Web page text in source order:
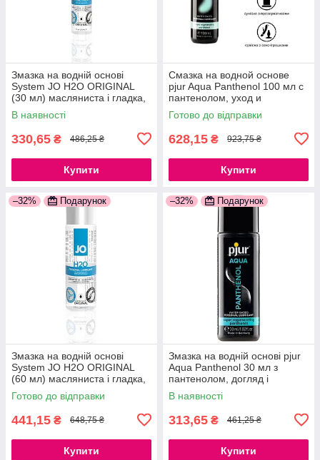
Змазка на водній основі
System JO H2O ORIGINAL
(30 мл) масляниста і гладка,
рослинний гліцерин
777Store.com.ua
В наявності
330,65 ₴ 486,25 ₴
Купити
Смазка на водной основе
pjur Aqua Panthenol 100 мл с
пантенолом, уход и
увлажнение 777Store.com.ua
Готово до відправки
628,15 ₴ 923,75 ₴
Купити
–32% Подарунок
Змазка на водній основі
System JO H2O ORIGINAL
(60 мл) масляниста і гладка,
рослинний гліцерин
777Store.com.ua
Готово до відправки
441,15 ₴ 648,75 ₴
Купити
–32% Подарунок
Змазка на водній основі pjur
Aqua Panthenol 30 мл з
пантенолом, догляд і
зволоження 777Store.com.ua
В наявності
313,65 ₴ 461,25 ₴
Купити